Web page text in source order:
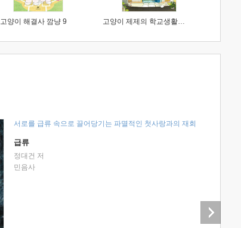
고양이 해결사 깜냥 9 고양이 제제의 학교생활 1 : 초등학생이 이렇게 힘들 줄이야
서로를 급류 속으로 끌어당기는 파멸적인 첫사랑과의 재회
급류
정대건 저
민음사